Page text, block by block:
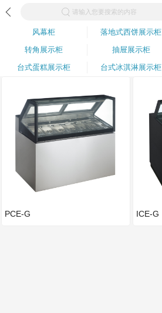
请输入您要搜索的内容
风幕柜 落地式西饼展示柜
转角展示柜
抽屉展示柜
台式蛋糕展示柜
台式冰淇淋展示柜
PCE-G ICE-G